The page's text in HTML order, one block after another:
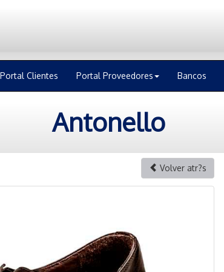
Portal Clientes Portal Proveedores Bancos
Antonello
Volver atr?s